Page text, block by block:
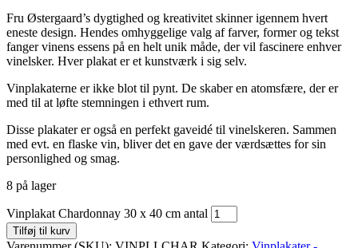
Fru Østergaard’s dygtighed og kreativitet skinner igennem hvert
eneste design. Hendes omhyggelige valg af farver, former og tekst
fanger vinens essens på en helt unik måde, der vil fascinere enhver
vinelsker. Hver plakat er et kunstværk i sig selv.
Vinplakaterne er ikke blot til pynt. De skaber en atomsfære, der er
med til at løfte stemningen i ethvert rum.
Disse plakater er også en perfekt gaveidé til vinelskeren. Sammen
med evt. en flaske vin, bliver det en gave der værdsættes for sin
personlighed og smag.
8 på lager
Vinplakat Chardonnay 30 x 40 cm antal
Tilføj til kurv